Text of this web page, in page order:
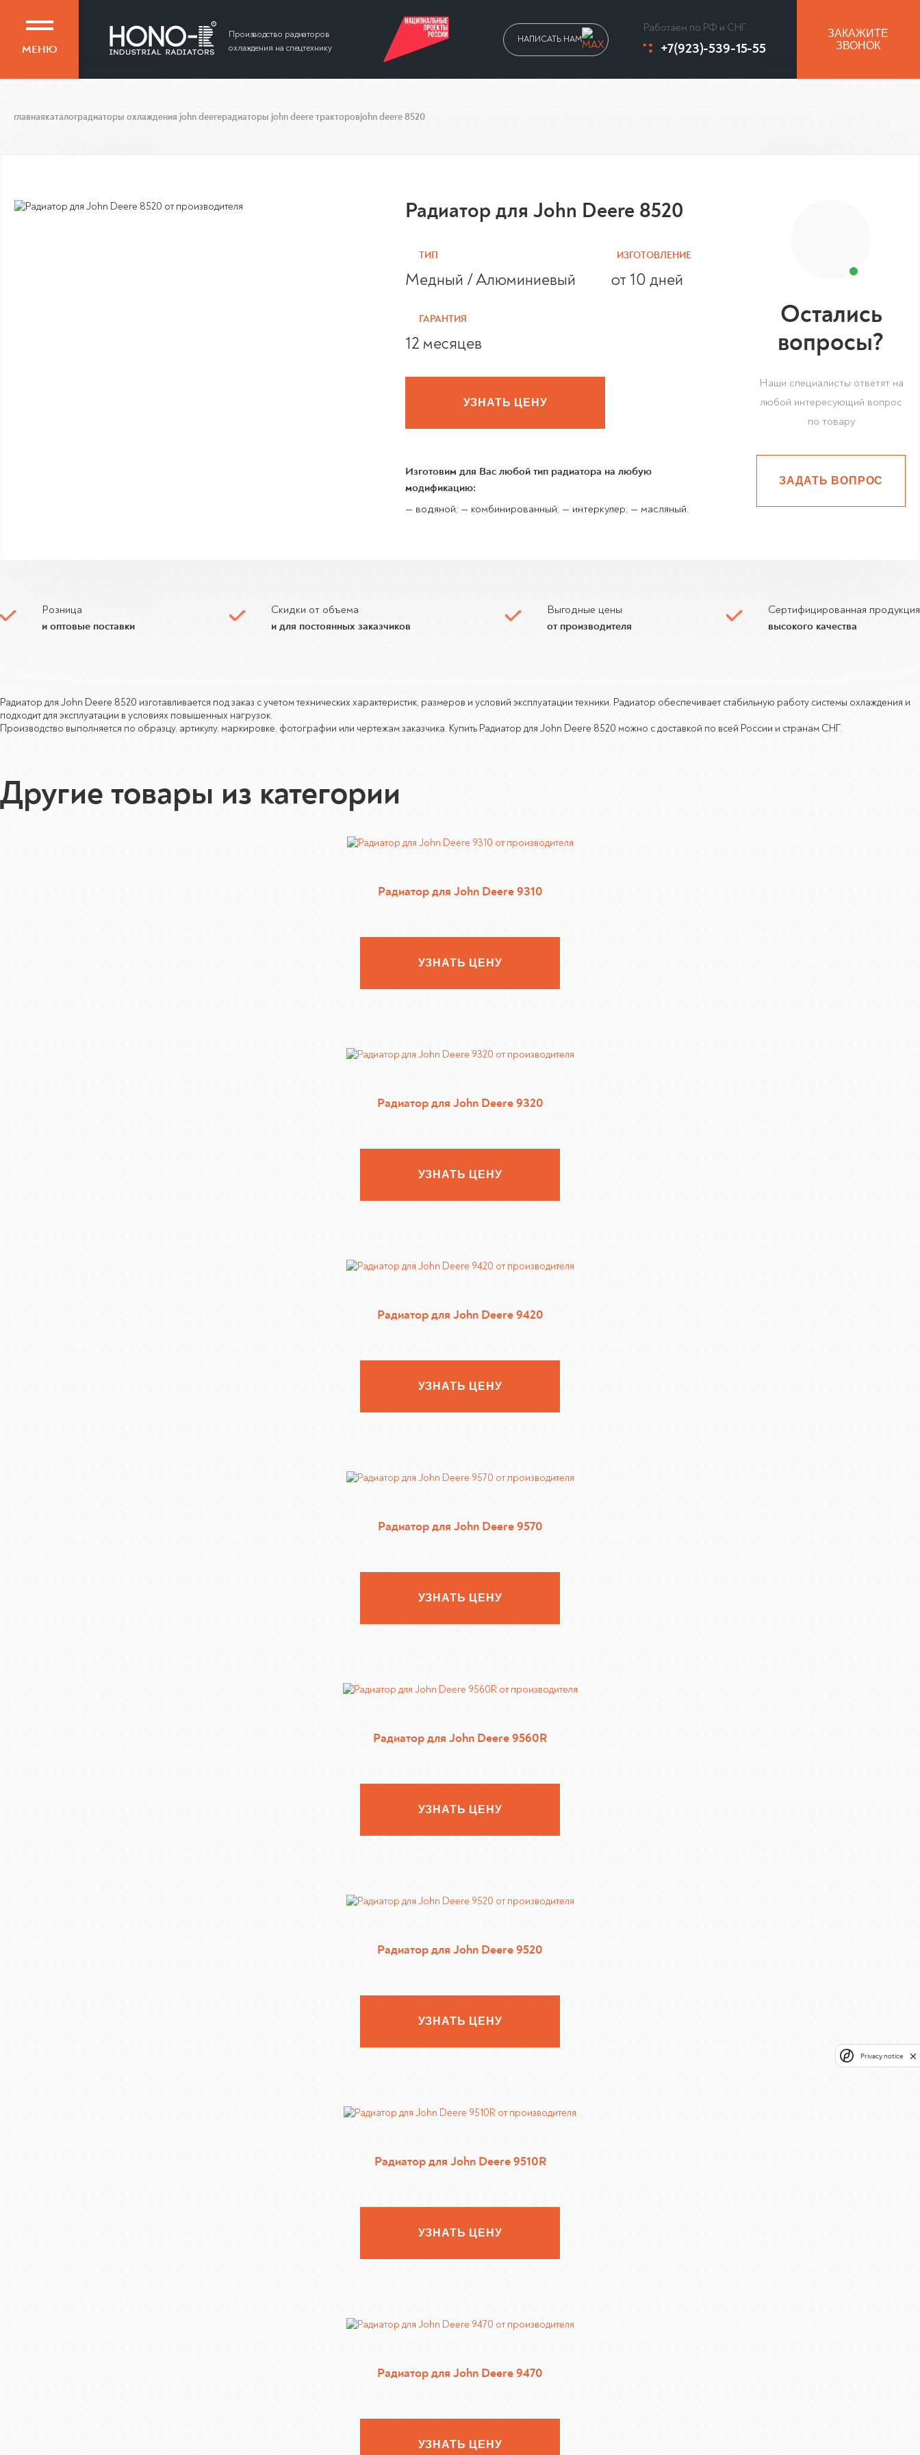
МЕНЮ
Производство радиаторов
охлаждения на спецтехнику
НАПИСАТЬ НАМ
Работаем по РФ и СНГ
+7(923)-539-15-55
ЗАКАЖИТЕ
ЗВОНОК
главнаякаталоградиаторы охлаждения john deereрадиаторы john deere тракторовjohn deere 8520
Радиатор для John Deere 8520
ТИП
Медный / Алюминиевый
ИЗГОТОВЛЕНИЕ
от 10 дней
ГАРАНТИЯ
12 месяцев
УЗНАТЬ ЦЕНУ
Изготовим для Вас любой тип радиатора на любую
модификацию:
— водяной; — комбинированный; — интеркулер; — масляный.
Остались
вопросы?
Наши специалисты ответят на
любой интересующий вопрос
по товару
ЗАДАТЬ ВОПРОС
Розница
и оптовые поставки
Скидки от объема
и для постоянных заказчиков
Выгодные цены
от производителя
Сертифицированная продукция
высокого качества
Радиатор для John Deere 8520 изготавливается под заказ с учетом технических характеристик, размеров и условий эксплуатации техники. Радиатор обеспечивает стабильную работу системы охлаждения и
подходит для эксплуатации в условиях повышенных нагрузок.
Производство выполняется по образцу, артикулу, маркировке, фотографии или чертежам заказчика. Купить Радиатор для John Deere 8520 можно с доставкой по всей России и странам СНГ.
Другие товары из категории
Радиатор для John Deere 9310
УЗНАТЬ ЦЕНУ
Радиатор для John Deere 9320
УЗНАТЬ ЦЕНУ
Радиатор для John Deere 9420
УЗНАТЬ ЦЕНУ
Радиатор для John Deere 9570
УЗНАТЬ ЦЕНУ
Радиатор для John Deere 9560R
УЗНАТЬ ЦЕНУ
Радиатор для John Deere 9520
УЗНАТЬ ЦЕНУ
Радиатор для John Deere 9510R
УЗНАТЬ ЦЕНУ
Радиатор для John Deere 9470
УЗНАТЬ ЦЕНУ
Privacy notice